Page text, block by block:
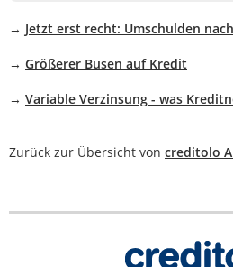
→ Jetzt erst recht: Umschulden
→ Größerer Busen auf Kredit
→ Variable Verzinsung - was
Zurück zur Übersicht von creditolo